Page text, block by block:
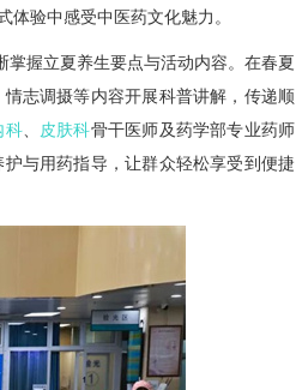
验中感受中医药文化魅力。
掌握立夏养生要点与活动内容。在春夏
志调摄等内容开展科普讲解，传递顺
科、 皮肤科骨干医师及药学部专业药师
与用药指导，让群众轻松享受到便捷